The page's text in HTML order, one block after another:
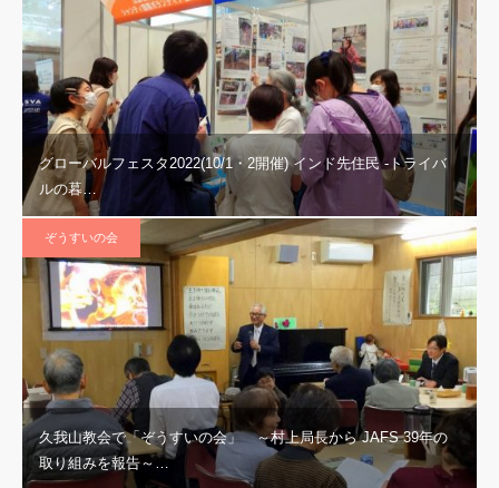
グローバルフェスタ2022(10/1・2開催) インド先住民 -トライバ
ルの暮…
ぞうすいの会
久我山教会で「ぞうすいの会」 ～村上局長から JAFS 39年の
取り組みを報告～…